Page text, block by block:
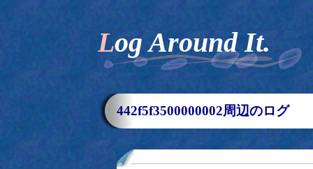
Log Around It.
442f5f3500000002周辺のログ